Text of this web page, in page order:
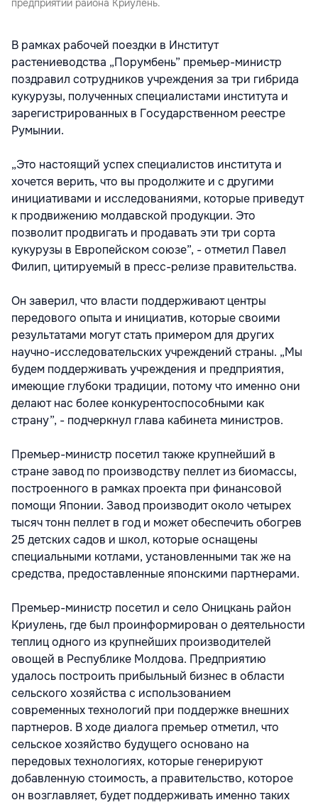
предприятий района Криулень.
В рамках рабочей поездки в Институт
растениеводства „Порумбень” премьер-министр
поздравил сотрудников учреждения за три гибрида
кукурузы, полученных специалистами института и
зарегистрированных в Государственном реестре
Румынии.
„Это настоящий успех специалистов института и
хочется верить, что вы продолжите и с другими
инициативами и исследованиями, которые приведут
к продвижению молдавской продукции. Это
позволит продвигать и продавать эти три сорта
кукурузы в Европейском союзе”, - отметил Павел
Филип, цитируемый в пресс-релизе правительства.
Он заверил, что власти поддерживают центры
передового опыта и инициатив, которые своими
результатами могут стать примером для других
научно-исследовательских учреждений страны. „Мы
будем поддерживать учреждения и предприятия,
имеющие глубоки традиции, потому что именно они
делают нас более конкурентоспособными как
страну”, - подчеркнул глава кабинета министров.
Премьер-министр посетил также крупнейший в
стране завод по производству пеллет из биомассы,
построенного в рамках проекта при финансовой
помощи Японии. Завод производит около четырех
тысяч тонн пеллет в год и может обеспечить обогрев
25 детских садов и школ, которые оснащены
специальными котлами, установленными так же на
средства, предоставленные японскими партнерами.
Премьер-министр посетил и село Оницкань район
Криулень, где был проинформирован о деятельности
теплиц одного из крупнейших производителей
овощей в Республике Молдова. Предприятию
удалось построить прибыльный бизнес в области
сельского хозяйства с использованием
современных технологий при поддержке внешних
партнеров. В ходе диалога премьер отметил, что
сельское хозяйство будущего основано на
передовых технологиях, которые генерируют
добавленную стоимость, а правительство, которое
он возглавляет, будет поддерживать именно таких